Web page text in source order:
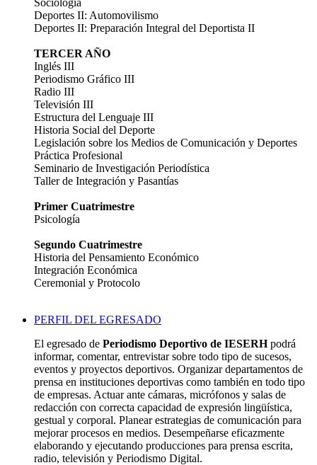
Sociología
Deportes II: Automovilismo
Deportes II: Preparación Integral del Deportista II
TERCER AÑO
Inglés III
Periodismo Gráfico III
Radio III
Televisión III
Estructura del Lenguaje III
Historia Social del Deporte
Legislación sobre los Medios de Comunicación y Deportes
Práctica Profesional
Seminario de Investigación Periodística
Taller de Integración y Pasantías
Primer Cuatrimestre
Psicología
Segundo Cuatrimestre
Historia del Pensamiento Económico
Integración Económica
Ceremonial y Protocolo
PERFIL DEL EGRESADO
El egresado de Periodismo Deportivo de IESERHpodrá
informar, comentar, entrevistar sobre todo tipo de sucesos,
eventos y proyectos deportivos. Organizar departamentos de
prensa en instituciones deportivas como también en todo tipo
de empresas. Actuar ante cámaras, micrófonos y salas de
redacción con correcta capacidad de expresión lingüística,
gestual y corporal. Planear estrategias de comunicación para
mejorar procesos en medios. Desempeñarse eficazmente
elaborando y ejecutando producciones para prensa escrita,
radio, televisión y Periodismo Digital.